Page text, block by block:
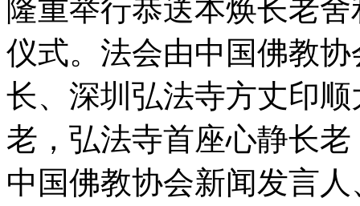
隆重举行恭送本焕长老
仪式。法会由中国佛教
长、深圳弘法寺方丈印
老，弘法寺首座心静长
中国佛教协会新闻发言